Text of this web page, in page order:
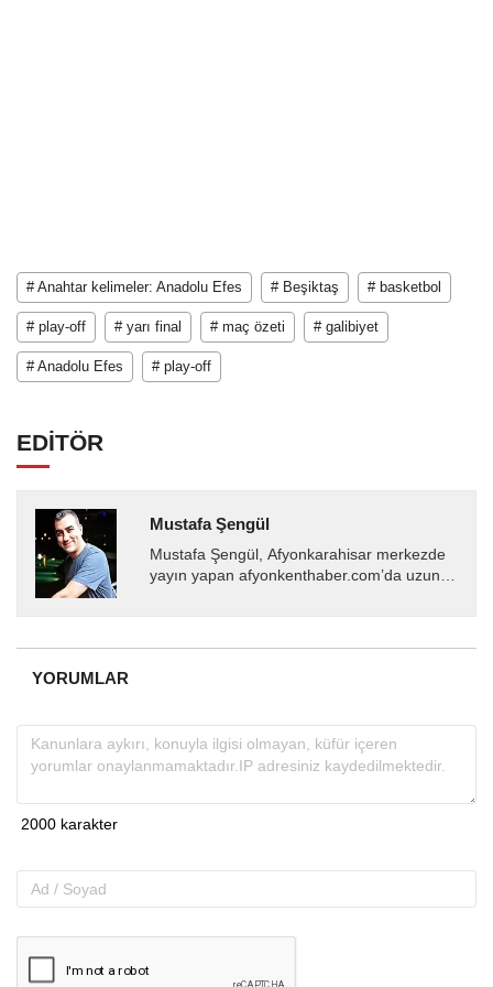
# Anahtar kelimeler: Anadolu Efes # Beşiktaş # basketbol
# play-off # yarı final # maç özeti # galibiyet
# Anadolu Efes # play-off
EDİTÖR
Mustafa Şengül
Mustafa Şengül, Afyonkarahisar merkezde
yayın yapan afyonkenthaber.com’da uzun
almakta, haber akışı...
YORUMLAR